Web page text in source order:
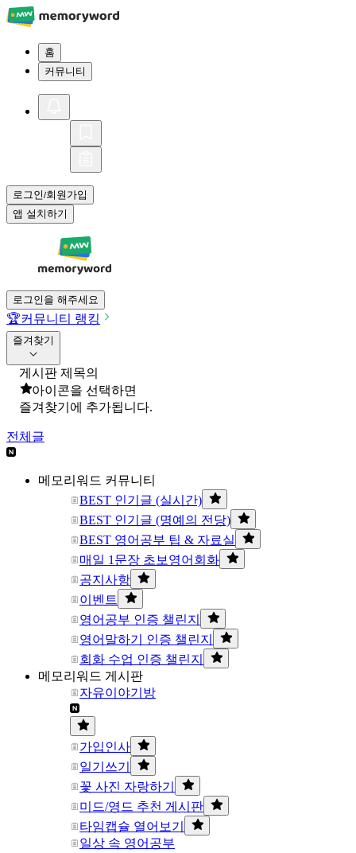
홈
커뮤니티
로그인/회원가입
앱 설치하기
로그인을 해주세요
🏆커뮤니티 랭킹
즐겨찾기
게시판 제목의
아이콘을 선택하면
즐겨찾기에 추가됩니다.
전체글
메모리워드 커뮤니티
BEST 인기글 (실시간)
BEST 인기글 (명예의 전당)
BEST 영어공부 팁 & 자료실
매일 1문장 초보영어회화
공지사항
이벤트
영어공부 인증 챌린지
영어말하기 인증 챌린지
회화 수업 인증 챌린지
메모리워드 게시판
자유이야기방
가입인사
일기쓰기
꽃 사진 자랑하기
미드/영드 추천 게시판
타임캡슐 열어보기
일상 속 영어공부